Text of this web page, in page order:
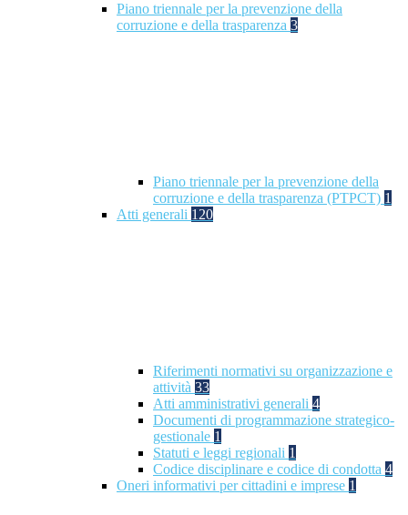
Piano triennale per la prevenzione della
corruzione e della trasparenza 3
Piano triennale per la prevenzione della
corruzione e della trasparenza (PTPCT) 1
Atti generali 120
Riferimenti normativi su organizzazione e
attività 33
Atti amministrativi generali 4
Documenti di programmazione strategico-
gestionale 1
Statuti e leggi regionali 1
Codice disciplinare e codice di condotta 4
Oneri informativi per cittadini e imprese 1